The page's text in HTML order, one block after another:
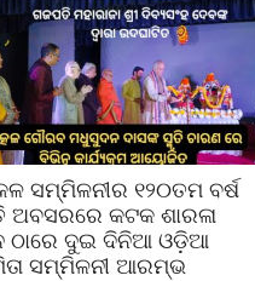
ସମ୍ମିଳନୀର ୧୨୦ତମ ବର୍ଷ
ଅବସରରେ କଟକ ଶାରଳା
ଠାରେ ଦୁଇ ଦିନିଆ ଓଡ଼ିଆ
ସମ୍ମିଳନୀ ଆରମ୍ଭ